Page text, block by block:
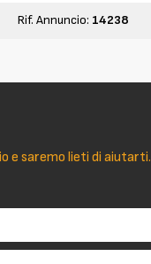
Rif. Annuncio: 14238
e saremo lieti di aiutarti.